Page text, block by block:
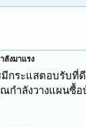
ลังมาแรง
กระแสตอบรับที่
กำลังวางแผนซื้อ